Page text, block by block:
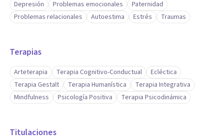
que necesitan sostén, claridad y orientación emocional.
Desde mi experiencia como madre y mi formación,
acompaño procesos vinculados al embarazo, posparto, la
ambivalencia emocional, el agotamiento, la identidad
materna y el equilibrio entre cuidar y cuidarse.
Autocuidado y bienestar emocional
Depresión
Problemas emocionales
Paternidad
Problemas relacionales
Autoestima Estrés Traumas
Terapias
Arteterapia Terapia Cognitivo-Conductual
Ecléctica
Terapia Gestalt
Terapia Humanística
Terapia Integrativa
Mindfulness
Psicología Positiva Terapia Psicodinámica
Titulaciones